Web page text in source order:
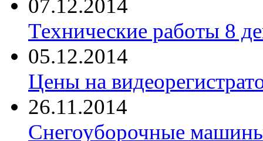
07.12.2014
Технические работы 8
05.12.2014
Цены на
26.11.2014
Снегоуборочные машины